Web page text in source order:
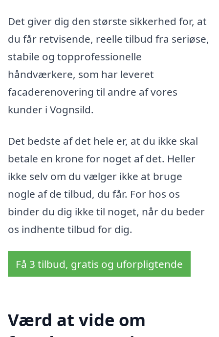
Det giver dig den største sikkerhed for, at
du får retvisende, reelle tilbud fra seriøse,
stabile og topprofessionelle
håndværkere, som har leveret
facaderenovering til andre af vores
kunder i Vognsild.
Det bedste af det hele er, at du ikke skal
betale en krone for noget af det. Heller
ikke selv om du vælger ikke at bruge
nogle af de tilbud, du får. For hos os
binder du dig ikke til noget, når du beder
os indhente tilbud for dig.
Få 3 tilbud, gratis og uforpligtende
Værd at vide om